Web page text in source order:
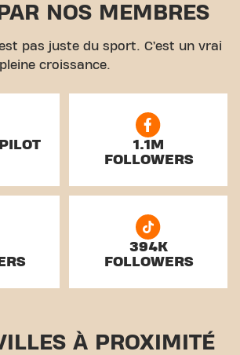
NOS MEMBRES
pas juste du sport. C’est un vrai
croissance.
1.1M
FOLLOWERS
394K
FOLLOWERS
À PROXIMITÉ